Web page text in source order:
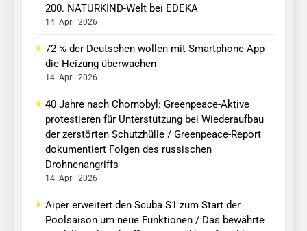
200. NATURKIND-Welt bei EDEKA
14. April 2026
72 % der Deutschen wollen mit Smartphone-App
die Heizung überwachen
14. April 2026
40 Jahre nach Chornobyl: Greenpeace-Aktive
protestieren für Unterstützung bei Wiederaufbau
der zerstörten Schutzhülle / Greenpeace-Report
dokumentiert Folgen des russischen
Drohnenangriffs
14. April 2026
Aiper erweitert den Scuba S1 zum Start der
Poolsaison um neue Funktionen / Das bewährte